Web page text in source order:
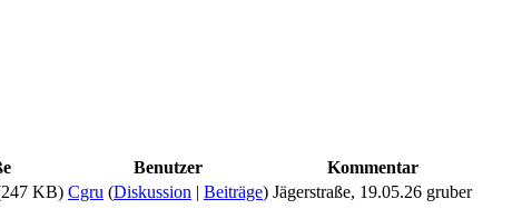
Benutzer
Kommentar
KB) Cgru (Diskussion | Beiträge) Jägerstraße, 19.05.26 gruber